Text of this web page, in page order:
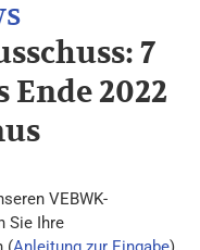
7
Ende 2022
VEBWK-
Sie Ihre